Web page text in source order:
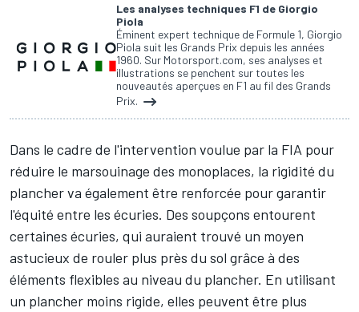
Les analyses techniques F1 de Giorgio
Piola
Éminent expert technique de Formule 1, Giorgio
Piola suit les Grands Prix depuis les années
1960. Sur Motorsport.com, ses analyses et
illustrations se penchent sur toutes les
nouveautés aperçues en F1 au fil des Grands
Prix.
Dans le cadre de l'intervention voulue par la FIA pour
réduire le marsouinage des monoplaces, la rigidité du
plancher va également être renforcée pour garantir
l'équité entre les écuries. Des soupçons entourent
certaines écuries, qui auraient trouvé un moyen
astucieux de rouler plus près du sol grâce à des
éléments flexibles au niveau du plancher. En utilisant
un plancher moins rigide, elles peuvent être plus